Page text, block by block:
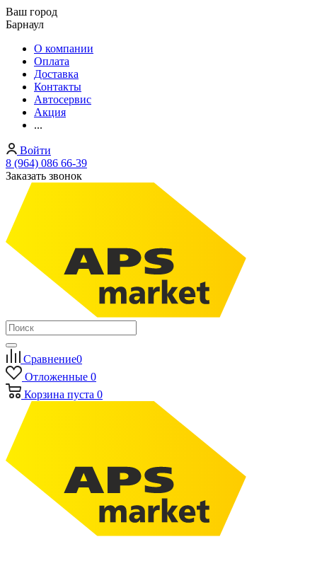
Ваш город
Барнаул
О компании
Оплата
Доставка
Контакты
Автосервис
Акция
...
Войти
8 (964) 086 66-39
Заказать звонок
Сравнение0
Отложенные 0
Корзина пуста 0